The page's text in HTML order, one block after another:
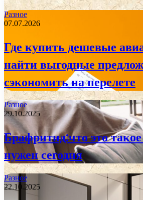
Разное
07.07.2026
Где купить дешевые
найти выгодные
сэкономить на перелете
Разное
29.10.2025
Брафритид:что это
нужен сегодня
Разное
22.10.2025